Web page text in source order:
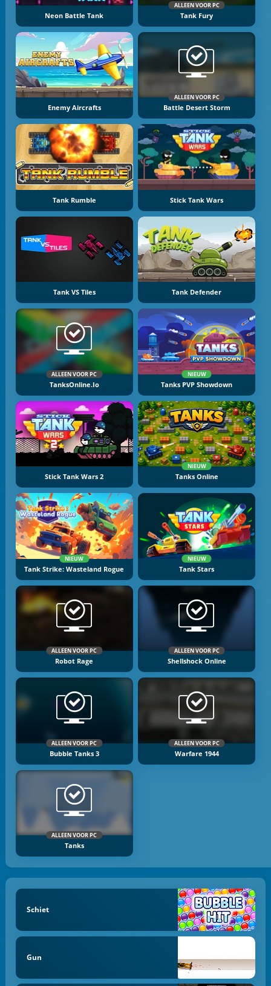
Neon Battle Tank
ALLEEN VOOR PC
Tank Fury
Enemy Aircrafts
ALLEEN VOOR PC
Battle Desert Storm
Tank Rumble Stick Tank Wars
Tank VS Tiles Tank Defender
ALLEEN VOOR PC
TanksOnline.io
NIEUW
Tanks PVP Showdown
Stick Tank Wars 2
NIEUW
Tanks Online
NIEUW
Tank Strike: Wasteland Rogue
NIEUW
Tank Stars
ALLEEN VOOR PC
Robot Rage
ALLEEN VOOR PC
Shellshock Online
ALLEEN VOOR PC
Bubble Tanks 3
ALLEEN VOOR PC
Warfare 1944
ALLEEN VOOR PC
Tanks
Schiet
Gun